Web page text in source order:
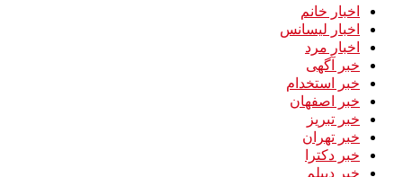
اخبار خانم
اخبار لیسانس
اخبار مرد
خبر آگهی
خبر استخدام
خبر اصفهان
خبر تبریز
خبر تهران
خبر دکترا
خبر دیپلم